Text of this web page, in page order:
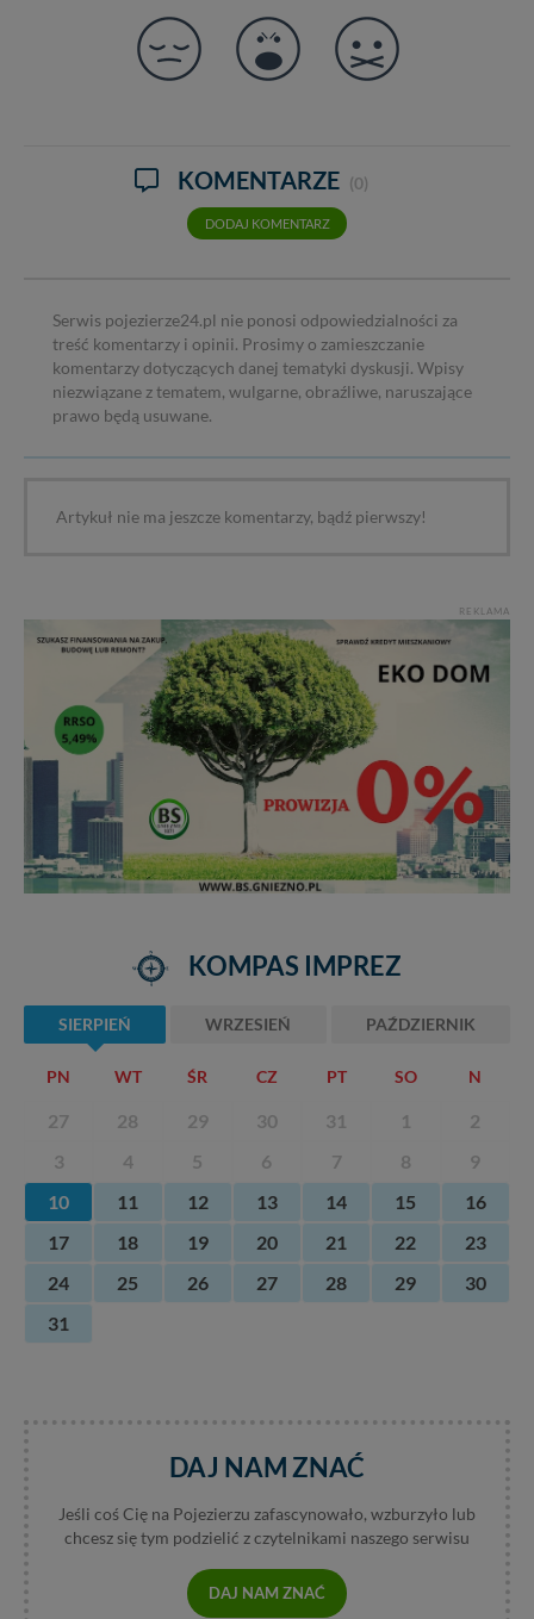
KOMENTARZE (0)
DODAJ KOMENTARZ
Serwis pojezierze24.pl nie ponosi odpowiedzialności za
treść komentarzy i opinii. Prosimy o zamieszczanie
komentarzy dotyczących danej tematyki dyskusji. Wpisy
niezwiązane z tematem, wulgarne, obraźliwe, naruszające
prawo będą usuwane.
Artykuł nie ma jeszcze komentarzy, bądź pierwszy!
REKLAMA
KOMPAS IMPREZ
SIERPIEŃ WRZESIEŃ PAŹDZIERNIK
PN WT ŚR CZ PT SO N
27 28 29 30 31 1
2
3
4 5 6 7 8
9
10
11 12 13 14 15
16
17
18 19 20 21 22
23
24
25 26 27 28 29
30
31
DAJ NAM ZNAĆ
Jeśli coś Cię na Pojezierzu zafascynowało, wzburzyło lub
chcesz się tym podzielić z czytelnikami naszego serwisu
DAJ NAM ZNAĆ